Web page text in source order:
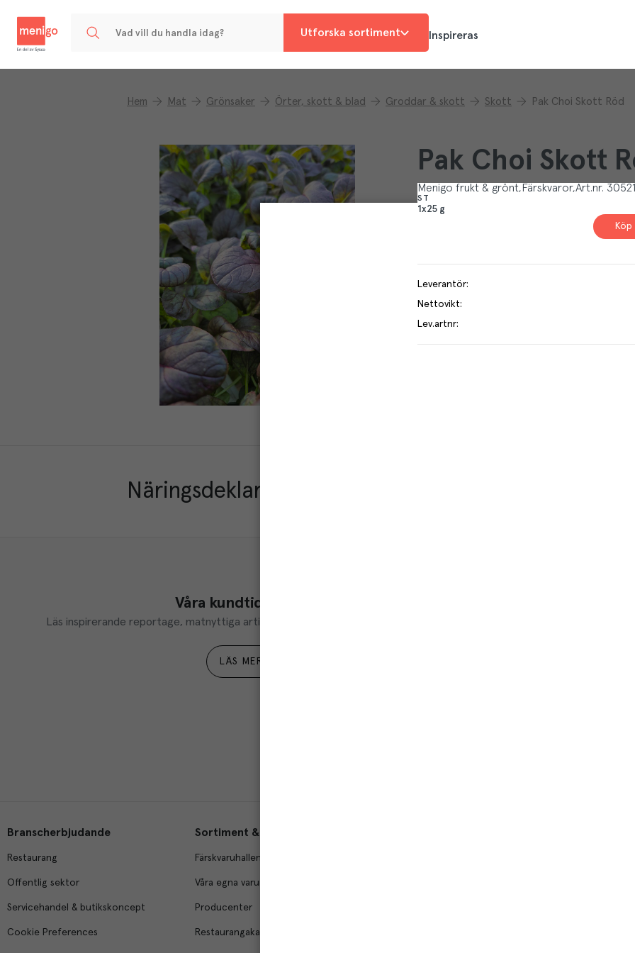
Utforska sortiment Inspireras
Hem Mat Grönsaker Örter, skott & blad Groddar & skott Skott Pak Choi Skott Röd
Pak Choi Skott
Menigo frukt & grönt Färskvaror Art.nr.
ST
1x25 g
Köp
Leverantör:
Nettovikt:
Lev.artnr:
Näringsdeklaration
Våra kundtidningar
Läs inspirerande reportage, matnyttiga artiklar och ta del av aktuella kampanjer.
LÄS MER
Du som är Menigo-
Branscherbjudande
Restaurang
Offentlig sektor
Servicehandel & butikskoncept
Cookie Preferences
Sortiment & tjänster
Färskvaruhallen
Våra egna varumärken
Producenter
Restaurangakademien